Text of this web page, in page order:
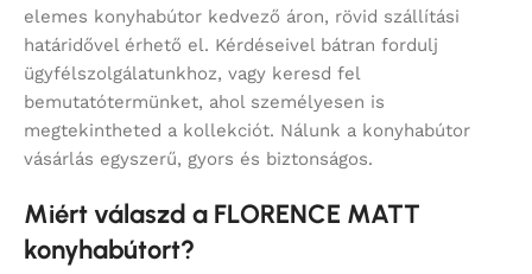
elemes konyhabútor kedvező áron, rövid szállítási
határidővel érhető el. Kérdéseivel bátran fordulj
ügyfélszolgálatunkhoz, vagy keresd fel
bemutatótermünket, ahol személyesen is
megtekintheted a kollekciót. Nálunk a konyhabútor
vásárlás egyszerű, gyors és biztonságos.
Miért válaszd a FLORENCE MATT
konyhabútort?